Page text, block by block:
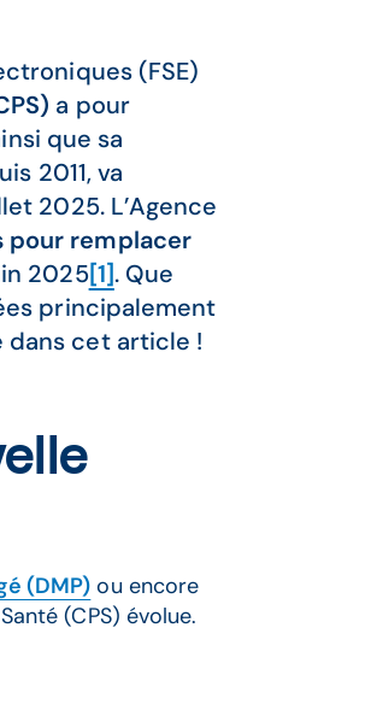
(FSE)
a pour
que sa
2011, va
2025. L’Agence
pour remplacer
2025[1]. Que
principalement
dans cet article !
(DMP) ou encore
(CPS) évolue.